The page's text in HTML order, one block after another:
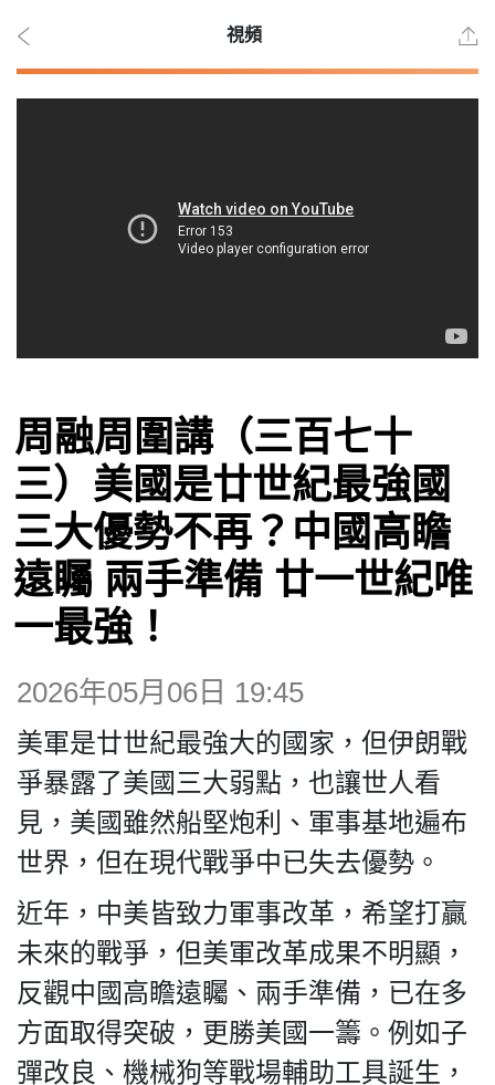
時事
觀點
博客
投票
昔日
系列
活動
關於我們
視頻
周融周圍講（三百七十
三）美國是廿世紀最強國
三大優勢不再？中國高瞻
遠矚 兩手準備 廿一世紀唯
一最強！
2026年05月06日 19:45
美軍是廿世紀最強大的國家，但伊朗戰
爭暴露了美國三大弱點，也讓世人看
見，美國雖然船堅炮利、軍事基地遍布
世界，但在現代戰爭中已失去優勢。
近年，中美皆致力軍事改革，希望打贏
未來的戰爭，但美軍改革成果不明顯，
反觀中國高瞻遠矚、兩手準備，已在多
方面取得突破，更勝美國一籌。例如子
彈改良、機械狗等戰場輔助工具誕生，